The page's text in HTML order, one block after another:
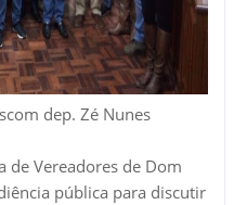
dep. Zé Nunes
de Vereadores de Dom
pública para discutir